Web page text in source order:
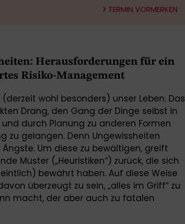
TERMIN VORMERKEN
Herausforderungen für ein
Risiko-Management
wohl besonders) unser Leben. Das
Drang, den Gang der Dinge selbst in
durch Planung zu anderen Formen
zu gelangen. Denn Ungewissheiten
Um diese zu bewältigen, greift
Muster („Heuristiken“) zurück, die sich
bewährt haben. Auf diese Weise
überzeugt zu sein, „alles im Griff“ zu
macht, der aber auch zu fatalen